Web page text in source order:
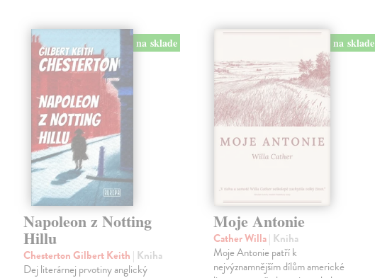
na sklade
Napoleon z Notting
Hillu
Chesterton Gilbert Keith | Kniha
Dej literárnej prvotiny anglický
na sklade
Moje Antonie
Cather Willa| Kniha
Moje Antonie patří k
nejvýznamnějším dílům americké